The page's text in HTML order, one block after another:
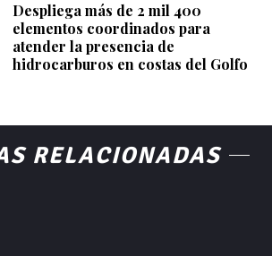
Despliega más de 2 mil 400
elementos coordinados para
atender la presencia de
hidrocarburos en costas del Golfo
RELACIONADAS